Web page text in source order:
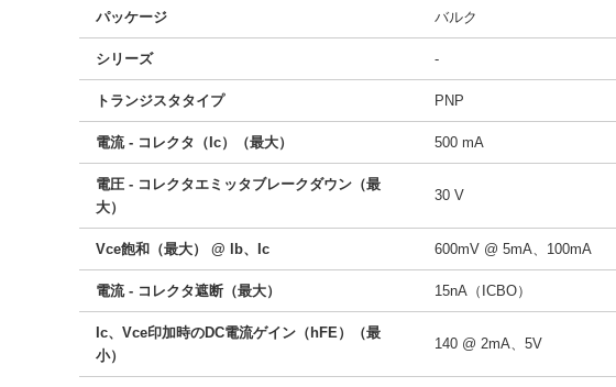
パッケージ バルク
シリーズ -
トランジスタタイプ PNP
電流 - コレクタ（Ic）（最大） 500 mA
電圧 - コレクタエミッタブレークダウン（最
大）
30 V
Vce飽和（最大） @ lb、Ic 600mV @ 5mA、100mA
電流 - コレクタ遮断（最大） 15nA（ICBO）
Ic、Vce印加時のDC電流ゲイン（hFE）（最
小）
140 @ 2mA、5V